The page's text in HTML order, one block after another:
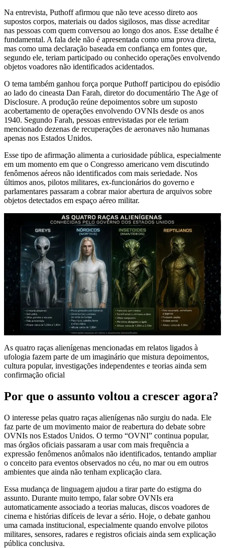
Na entrevista, Puthoff afirmou que não teve acesso direto aos
supostos corpos, materiais ou dados sigilosos, mas disse acreditar
nas pessoas com quem conversou ao longo dos anos. Esse detalhe é
fundamental. A fala dele não é apresentada como uma prova direta,
mas como uma declaração baseada em confiança em fontes que,
segundo ele, teriam participado ou conhecido operações envolvendo
objetos voadores não identificados acidentados.
O tema também ganhou força porque Puthoff participou do episódio
ao lado do cineasta Dan Farah, diretor do documentário The Age of
Disclosure. A produção reúne depoimentos sobre um suposto
acobertamento de operações envolvendo OVNIs desde os anos
1940. Segundo Farah, pessoas entrevistadas por ele teriam
mencionado dezenas de recuperações de aeronaves não humanas
apenas nos Estados Unidos.
Esse tipo de afirmação alimenta a curiosidade pública, especialmente
em um momento em que o Congresso americano vem discutindo
fenômenos aéreos não identificados com mais seriedade. Nos
últimos anos, pilotos militares, ex-funcionários do governo e
parlamentares passaram a cobrar maior abertura de arquivos sobre
objetos detectados em espaço aéreo militar.
As quatro raças alienígenas mencionadas em relatos ligados à
ufologia fazem parte de um imaginário que mistura depoimentos,
cultura popular, investigações independentes e teorias ainda sem
confirmação oficial
Por que o assunto voltou a crescer agora?
O interesse pelas quatro raças alienígenas não surgiu do nada. Ele
faz parte de um movimento maior de reabertura do debate sobre
OVNIs nos Estados Unidos. O termo “OVNI” continua popular,
mas órgãos oficiais passaram a usar com mais frequência a
expressão fenômenos anômalos não identificados, tentando ampliar
o conceito para eventos observados no céu, no mar ou em outros
ambientes que ainda não tenham explicação clara.
Essa mudança de linguagem ajudou a tirar parte do estigma do
assunto. Durante muito tempo, falar sobre OVNIs era
automaticamente associado a teorias malucas, discos voadores de
cinema e histórias difíceis de levar a sério. Hoje, o debate ganhou
uma camada institucional, especialmente quando envolve pilotos
militares, sensores, radares e registros oficiais ainda sem explicação
pública conclusiva.